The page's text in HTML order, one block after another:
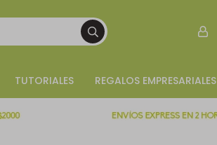
TUTORIALES REGALOS EMPRESARIALES